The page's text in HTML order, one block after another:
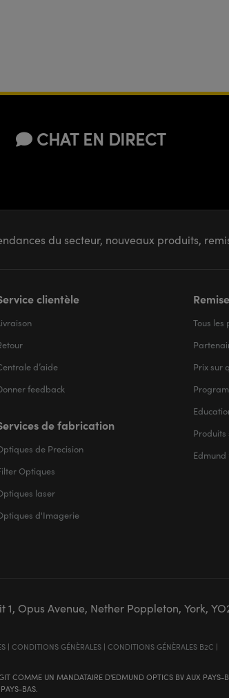
CHAT EN DIRECT
du secteur, nouveaux produits,
clientèle
d’aide
feedback
de fabrication
de Precision
Optiques
laser
d'Imagerie
Tous
Prix sur
Produits
Edmund
1, Opus Avenue, Nether Poppleton, York,
| CONDITIONS GÉNÈRALES | CONDITIONS GÉNÈRALES B2C |
COMME UN MANDATAIRE D'EDMUND OPTICS BV AUX PAYS-
BAS.